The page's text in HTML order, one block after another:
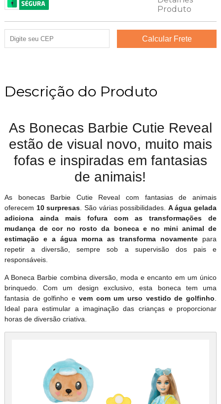
Descrição do Produto
As Bonecas Barbie Cutie Reveal
estão de visual novo, muito mais
fofas e inspiradas em fantasias
de animais!
As bonecas Barbie Cutie Reveal com fantasias de animais
oferecem 10 surpresas. São várias possibilidades. A água gelada
adiciona ainda mais fofura com as transformações de
mudança de cor no rosto da boneca e no mini animal de
estimação e a água morna as transforma novamente para
repetir a diversão, sempre sob a supervisão dos pais e
responsáveis.
A Boneca Barbie combina diversão, moda e encanto em um único
brinquedo. Com um design exclusivo, esta boneca tem uma
fantasia de golfinho e vem com um urso vestido de golfinho.
Ideal para estimular a imaginação das crianças e proporcionar
horas de diversão criativa.